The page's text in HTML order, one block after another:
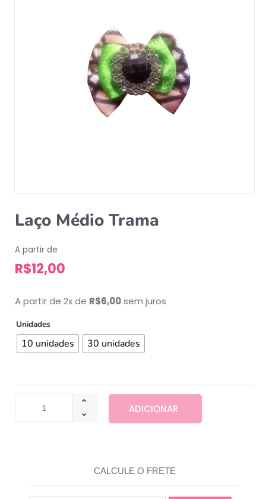
Laço Médio Trama
A partir de
R$12,00
A partir de 2x de R$6,00sem juros
Unidades
10 unidades 30 unidades
ADICIONAR
CALCULE O FRETE